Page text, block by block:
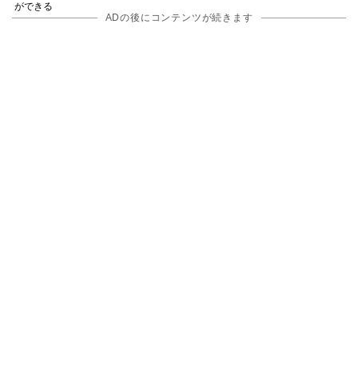
ができる
ADの後にコンテンツが続きます